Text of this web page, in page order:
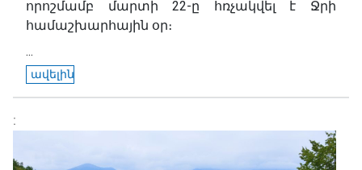
որոշմամբ մարտի 22-ը հռչակվել է Ջրի
համաշխարհային օր։
...
ավելին